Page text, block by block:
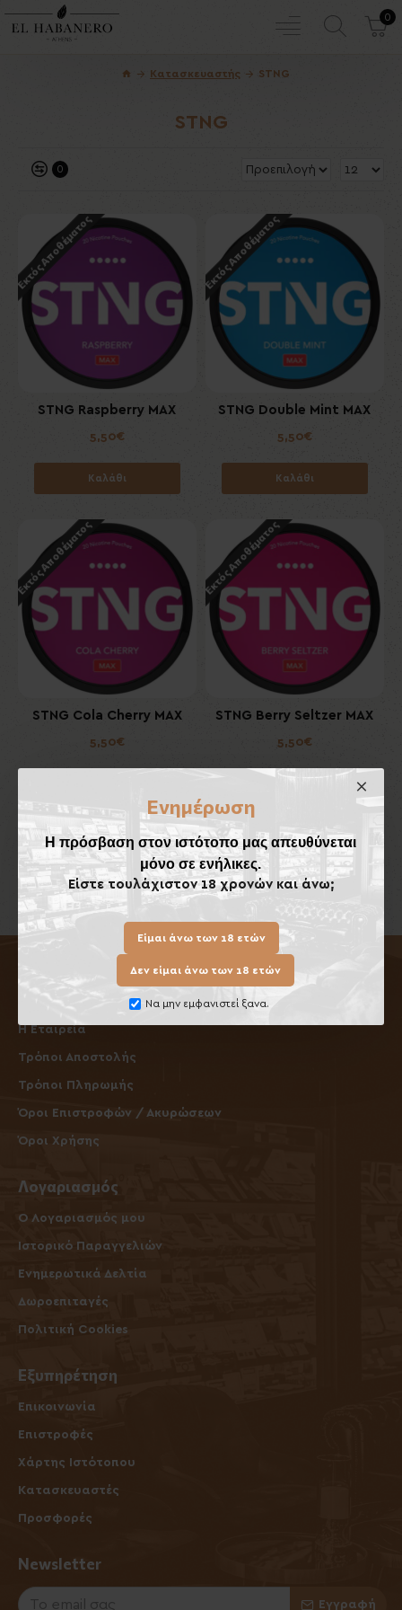
Ενημέρωση
Η πρόσβαση στον ιστότοπο μας απευθύνεται
μόνο σε ενήλικες.
Είστε τουλάχιστον 18 χρονών και άνω;
Είμαι άνω των 18 ετών
Δεν είμαι άνω των 18 ετών
Να μην εμφανιστεί ξανα.
0
Κατασκευαστής STNG
STNG
0
Εκτός Αποθέματος
STNG Raspberry MAX
5,50€
Καλάθι
Εκτός Αποθέματος
STNG Double Mint MAX
5,50€
Καλάθι
Εκτός Αποθέματος
STNG Cola Cherry MAX
5,50€
Εκτός Αποθέματος
STNG Berry Seltzer MAX
5,50€
Έχετε φτάσει στο τέλος της λίστας.
Πληροφορίες
Η Εταιρεία
Τρόποι Αποστολής
Τρόποι Πληρωμής
Όροι Επιστροφών / Ακυρώσεων
Όροι Χρήσης
Λογαριασμός
O Λογαριασμός μου
Ιστορικό Παραγγελιών
Ενημερωτικά Δελτία
Δωροεπιταγές
Πολιτική Cookies
Εξυπηρέτηση
Επικοινωνία
Επιστροφές
Χάρτης Ιστότοπου
Κατασκευαστές
Προσφορές
Newsletter
Εγγραφή